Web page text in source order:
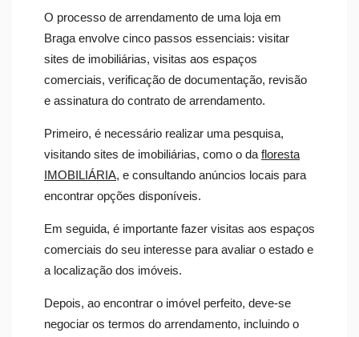
O processo de arrendamento de uma loja em
Braga envolve cinco passos essenciais: visitar
sites de imobiliárias, visitas aos espaços
comerciais, verificação de documentação, revisão
e assinatura do contrato de arrendamento.
Primeiro, é necessário realizar uma pesquisa,
visitando sites de imobiliárias, como o da floresta
IMOBILIÁRIA, e consultando anúncios locais para
encontrar opções disponíveis.
Em seguida, é importante fazer visitas aos espaços
comerciais do seu interesse para avaliar o estado e
a localização dos imóveis.
Depois, ao encontrar o imóvel perfeito, deve-se
negociar os termos do arrendamento, incluindo o